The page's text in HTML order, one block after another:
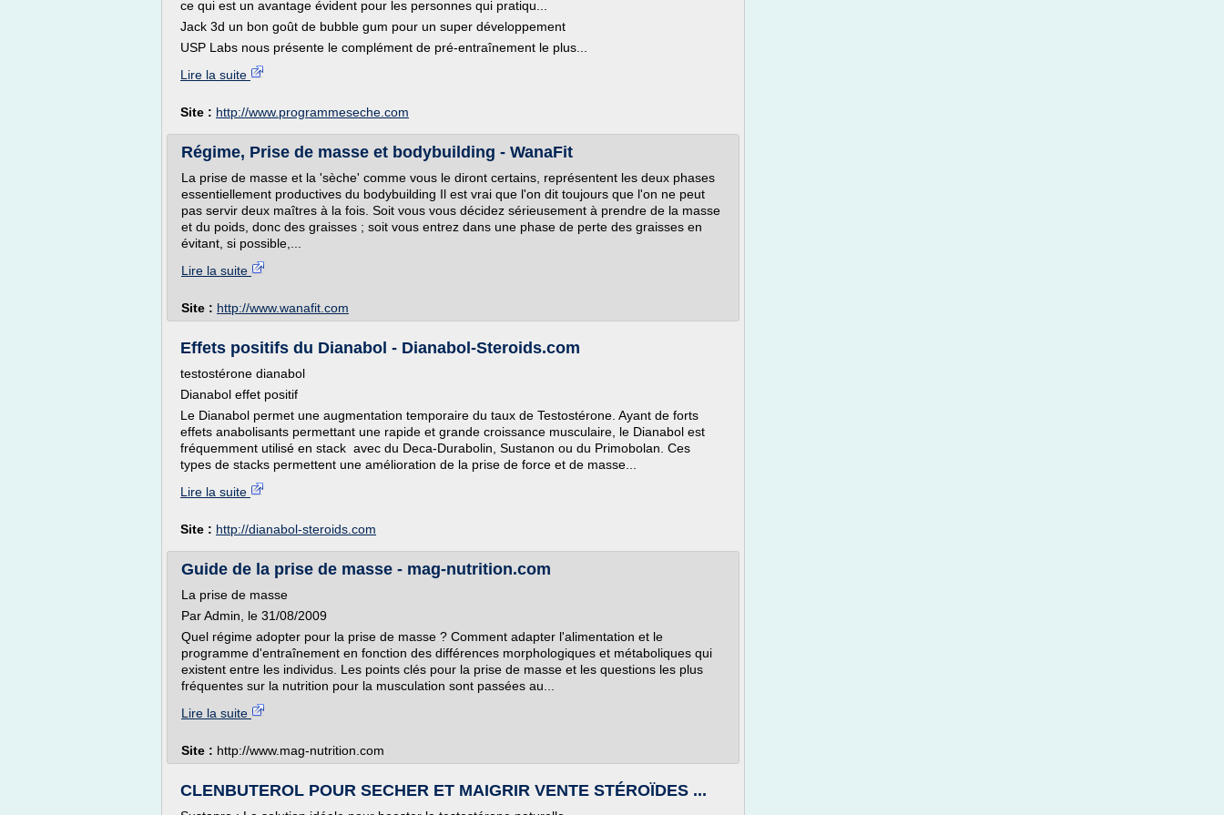
ce qui est un avantage évident pour les personnes qui pratiqu...
Jack 3d un bon goût de bubble gum pour un super développement
USP Labs nous présente le complément de pré-entraînement le plus...
Lire la suite
Site : http://www.programmeseche.com
Régime, Prise de masse et bodybuilding - WanaFit
La prise de masse et la 'sèche' comme vous le diront certains, représentent les deux phases
essentiellement productives du bodybuilding Il est vrai que l'on dit toujours que l'on ne peut
pas servir deux maîtres à la fois. Soit vous vous décidez sérieusement à prendre de la masse
et du poids, donc des graisses ; soit vous entrez dans une phase de perte des graisses en
évitant, si possible,...
Lire la suite
Site : http://www.wanafit.com
Effets positifs du Dianabol - Dianabol-Steroids.com
testostérone dianabol
Dianabol effet positif
Le Dianabol permet une augmentation temporaire du taux de Testostérone. Ayant de forts
effets anabolisants permettant une rapide et grande croissance musculaire, le Dianabol est
fréquemment utilisé en stack avec du Deca-Durabolin, Sustanon ou du Primobolan. Ces
types de stacks permettent une amélioration de la prise de force et de masse...
Lire la suite
Site : http://dianabol-steroids.com
Guide de la prise de masse - mag-nutrition.com
La prise de masse
Par Admin, le 31/08/2009
Quel régime adopter pour la prise de masse ? Comment adapter l'alimentation et le
programme d'entraînement en fonction des différences morphologiques et métaboliques qui
existent entre les individus. Les points clés pour la prise de masse et les questions les plus
fréquentes sur la nutrition pour la musculation sont passées au...
Lire la suite
Site : http://www.mag-nutrition.com
CLENBUTEROL POUR SECHER ET MAIGRIR VENTE STÉROÏDES ...